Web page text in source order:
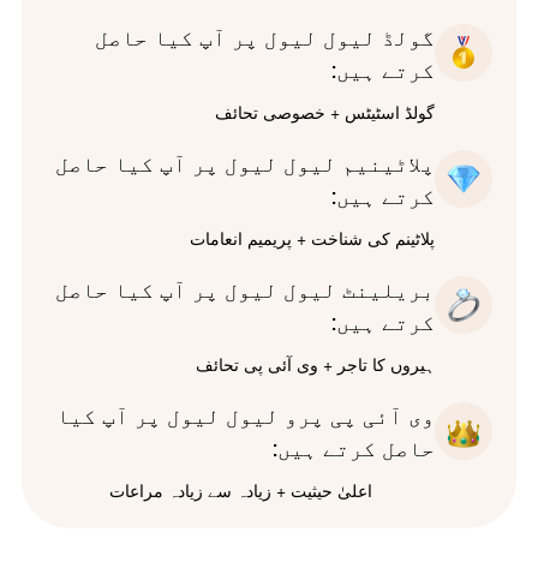
گولڈ لیول لیول پر آپ کیا حاصل
کرتے ہیں:
گولڈ اسٹیٹس + خصوصی تحائف
پلاٹینیم لیول لیول پر آپ کیا حاصل
کرتے ہیں:
پلاٹینم کی شناخت + پریمیم انعامات
بریلینٹ لیول لیول پر آپ کیا حاصل
کرتے ہیں:
ہیروں کا تاجر + وی آئی پی تحائف
وی آئی پی پرو لیول لیول پر آپ کیا
حاصل کرتے ہیں:
اعلیٰ حیثیت + زیادہ سے زیادہ مراعات